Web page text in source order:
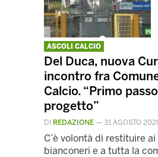
ASCOLI CALCIO
Del Duca, nuova
incontro fra
Calcio. “Primo
progetto”
DI REDAZIONE — 31 AGOSTO
C’è volontà di restituire
bianconeri e a tutta la